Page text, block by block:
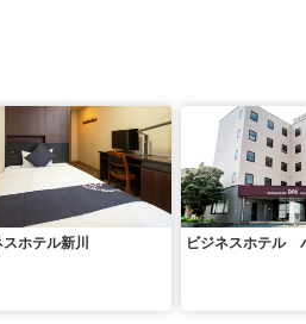
スホテル新川 ビジネスホテル